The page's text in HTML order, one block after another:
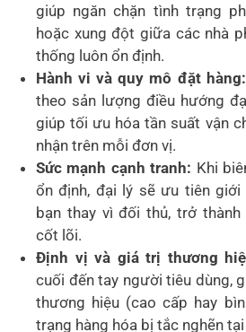
giúp ngăn chặn tình trạng
hoặc xung đột giữa các nhà
thống luôn ổn định.
Hành vi và quy mô đặt hàng:
theo sản lượng điều hướng
giúp tối ưu hóa tần suất vận
nhận trên mỗi đơn vị.
Sức mạnh cạnh tranh: Khi
ổn định, đại lý sẽ ưu tiên giới
bạn thay vì đối thủ, trở
cốt lõi.
Định vị và giá trị thương
cuối đến tay người tiêu dùng,
thương hiệu (cao cấp hay
trạng hàng hóa bị tắc nghẽn